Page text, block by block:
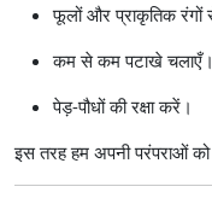
फूलों और प्राकृतिक
कम से कम पटाखे चलाएँ।
पेड़-पौधों की रक्षा करें।
इस तरह हम अपनी परंपराओं